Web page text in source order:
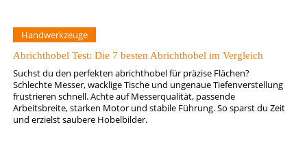
Handwerkzeuge
Abrichthobel Test: Die 7 besten Abrichthobel im Vergleich
Suchst du den perfekten abrichthobel für präzise Flächen?
Schlechte Messer, wacklige Tische und ungenaue Tiefenverstellung
frustrieren schnell. Achte auf Messerqualität, passende
Arbeitsbreite, starken Motor und stabile Führung. So sparst du Zeit
und erzielst saubere Hobelbilder.